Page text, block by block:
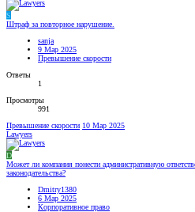
S
Штраф за повторное нарушение.
sanja
9 Мар 2025
Превышение скорости
Ответы
1
Просмотры
991
Превышение скорости 10 Мар 2025
Lawyers
D
Может ли компания понести административную
законодательства?
Dmitry1380
6 Мар 2025
Корпоративное право